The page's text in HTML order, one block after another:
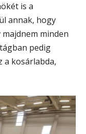
is a
annak, hogy
minden
pedig
a kosárlabda,